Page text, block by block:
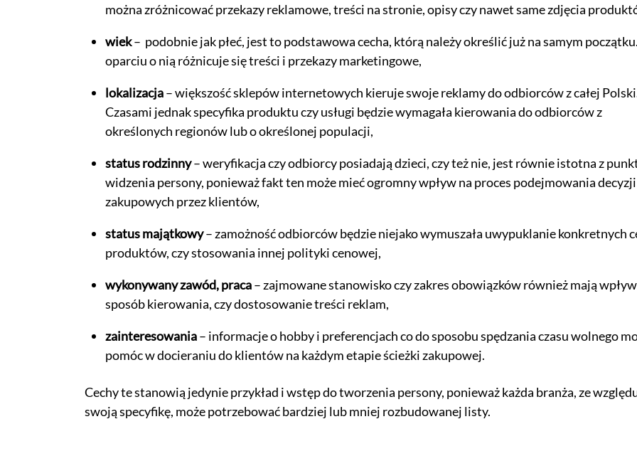
można zróżnicować przekazy reklamowe, treści na stronie, opisy czy nawet same zdjęcia
wiek– podobnie jak płeć, jest to podstawowa cecha, którą należy określić już na samym
oparciu o nią różnicuje się treści i przekazy marketingowe,
lokalizacja– większość sklepów internetowych kieruje swoje reklamy do odbiorców z całej
Czasami jednak specyfika produktu czy usługi będzie wymagała kierowania do odbiorców z
określonych regionów lub o określonej populacji,
status rodzinny– weryfikacja czy odbiorcy posiadają dzieci, czy też nie, jest równie istotna z
widzenia persony, ponieważ fakt ten może mieć ogromny wpływ na proces podejmowania decyzji
zakupowych przez klientów,
status majątkowy– zamożność odbiorców będzie niejako wymuszała uwypuklanie konkretnych
produktów, czy stosowania innej polityki cenowej,
wykonywany zawód, praca– zajmowane stanowisko czy zakres obowiązków również mają
sposób kierowania, czy dostosowanie treści reklam,
zainteresowania– informacje o hobby i preferencjach co do sposobu spędzania czasu wolnego
pomóc w docieraniu do klientów na każdym etapie ścieżki zakupowej.
Cechy te stanowią jedynie przykład i wstęp do tworzenia persony, ponieważ każda branża, ze
swoją specyfikę, może potrzebować bardziej lub mniej rozbudowanej listy.